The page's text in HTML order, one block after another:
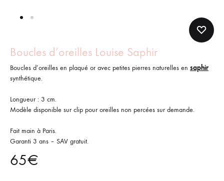
Boucles d’oreilles Louise Saphir
Boucles d’oreilles en plaqué or avec petites pierres naturelles en saphir
synthétique.
Longueur : 3 cm.
Modèle disponible sur clip pour oreilles non percées sur demande.
Fait main à Paris.
Garanti 3 ans – SAV gratuit.
65€